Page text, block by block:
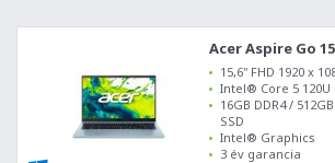
Acer Aspire Go
15,6" FHD 1920 x
Intel® Core 5 120U
16GB DDR4 /
SSD
Intel® Graphics
3 év garancia